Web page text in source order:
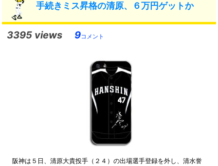
手続きミス昇格の清原、６万円ゲットか
3395 views 9コメント
阪神は５日、清原大貴投手（２４）の出場選手登録を外し、清水誉